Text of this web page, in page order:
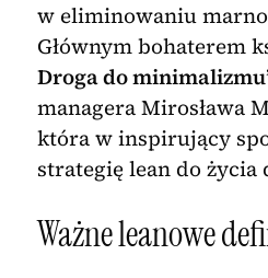
w eliminowaniu
Głównym bohaterem
Droga do
managera Mirosława
która w inspirujący
strategię lean do życia
Ważne leanowe